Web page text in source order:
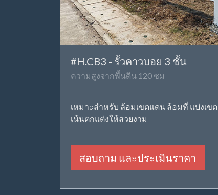
#H.CB3 - รั้วคาวบอย 3 ชั้น
ความสูงจากพื้นดิน 120 ซม
เหมาะสำหรับ ล้อมเขตแดน ล้อมที่ แบ่งเขต
เน้นตกแต่งให้สวยงาม
สอบถาม และประเมินราคา